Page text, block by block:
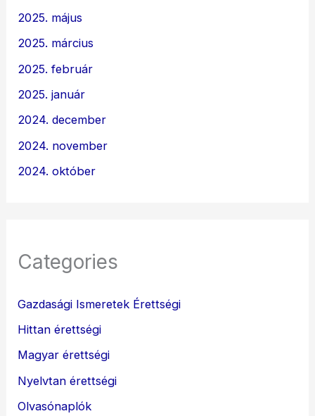
2025. május
2025. március
2025. február
2025. január
2024. december
2024. november
2024. október
Categories
Gazdasági Ismeretek Érettségi
Hittan érettségi
Magyar érettségi
Nyelvtan érettségi
Olvasónaplók